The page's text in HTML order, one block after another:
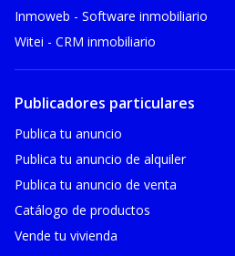
Inmoweb - Software inmobiliario
Witei - CRM inmobiliario
Publicadores particulares
Publica tu anuncio
Publica tu anuncio de alquiler
Publica tu anuncio de venta
Catálogo de productos
Vende tu vivienda